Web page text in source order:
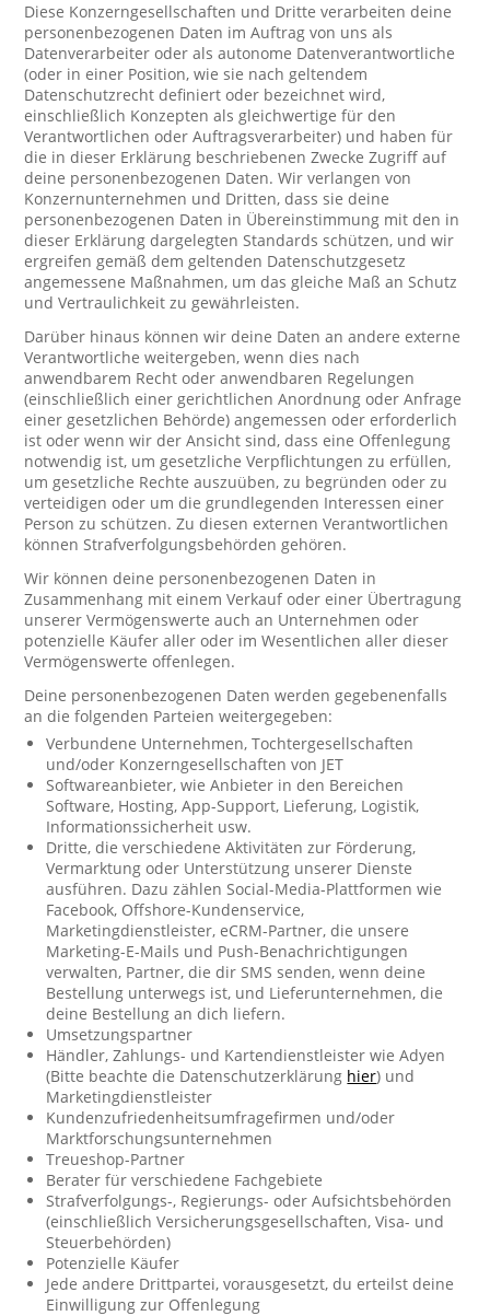
Diese Konzerngesellschaften und Dritte verarbeiten deine
personenbezogenen Daten im Auftrag von uns als
Datenverarbeiter oder als autonome Datenverantwortliche
(oder in einer Position, wie sie nach geltendem
Datenschutzrecht definiert oder bezeichnet wird,
einschließlich Konzepten als gleichwertige für den
Verantwortlichen oder Auftragsverarbeiter) und haben für
die in dieser Erklärung beschriebenen Zwecke Zugriff auf
deine personenbezogenen Daten. Wir verlangen von
Konzernunternehmen und Dritten, dass sie deine
personenbezogenen Daten in Übereinstimmung mit den in
dieser Erklärung dargelegten Standards schützen, und wir
ergreifen gemäß dem geltenden Datenschutzgesetz
angemessene Maßnahmen, um das gleiche Maß an Schutz
und Vertraulichkeit zu gewährleisten.
Darüber hinaus können wir deine Daten an andere externe
Verantwortliche weitergeben, wenn dies nach
anwendbarem Recht oder anwendbaren Regelungen
(einschließlich einer gerichtlichen Anordnung oder Anfrage
einer gesetzlichen Behörde) angemessen oder erforderlich
ist oder wenn wir der Ansicht sind, dass eine Offenlegung
notwendig ist, um gesetzliche Verpflichtungen zu erfüllen,
um gesetzliche Rechte auszuüben, zu begründen oder zu
verteidigen oder um die grundlegenden Interessen einer
Person zu schützen. Zu diesen externen Verantwortlichen
können Strafverfolgungsbehörden gehören.
Wir können deine personenbezogenen Daten in
Zusammenhang mit einem Verkauf oder einer Übertragung
unserer Vermögenswerte auch an Unternehmen oder
potenzielle Käufer aller oder im Wesentlichen aller dieser
Vermögenswerte offenlegen.
Deine personenbezogenen Daten werden gegebenenfalls
an die folgenden Parteien weitergegeben:
Verbundene Unternehmen, Tochtergesellschaften
und/oder Konzerngesellschaften von JET
Softwareanbieter, wie Anbieter in den Bereichen
Software, Hosting, App-Support, Lieferung, Logistik,
Informationssicherheit usw.
Dritte, die verschiedene Aktivitäten zur Förderung,
Vermarktung oder Unterstützung unserer Dienste
ausführen. Dazu zählen Social-Media-Plattformen wie
Facebook, Offshore-Kundenservice,
Marketingdienstleister, eCRM-Partner, die unsere
Marketing-E-Mails und Push-Benachrichtigungen
verwalten, Partner, die dir SMS senden, wenn deine
Bestellung unterwegs ist, und Lieferunternehmen, die
deine Bestellung an dich liefern.
Umsetzungspartner
Händler, Zahlungs- und Kartendienstleister wie Adyen
(Bitte beachte die Datenschutzerklärung hier) und
Marketingdienstleister
Kundenzufriedenheitsumfragefirmen und/oder
Marktforschungsunternehmen
Treueshop-Partner
Berater für verschiedene Fachgebiete
Strafverfolgungs-, Regierungs- oder Aufsichtsbehörden
(einschließlich Versicherungsgesellschaften, Visa- und
Steuerbehörden)
Potenzielle Käufer
Jede andere Drittpartei, vorausgesetzt, du erteilst deine
Einwilligung zur Offenlegung